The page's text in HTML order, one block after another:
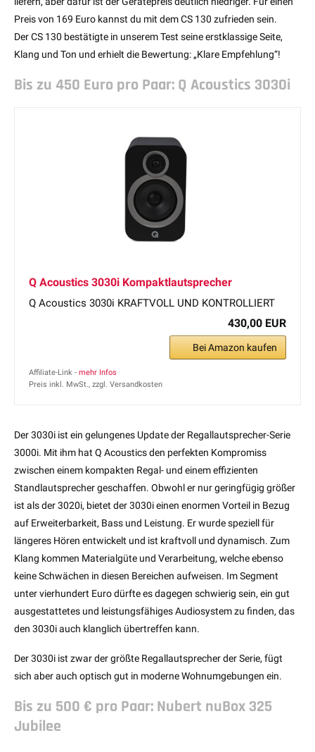
Preis von 169 Euro kannst du mit dem CS 130 zufrieden sein.
Der CS 130 bestätigte in unserem Test seine erstklassige Seite,
Klang und Ton und erhielt die Bewertung: „Klare Empfehlung“!
Bis zu 450 Euro pro Paar: Q Acoustics 3030i
Q Acoustics 3030i Kompaktlautsprecher
Q Acoustics 3030i KRAFTVOLL UND KONTROLLIERT
430,00 EUR
Bei Amazon kaufen
Affiliate-Link - mehr Infos
Preis inkl. MwSt., zzgl. Versandkosten
Der 3030i ist ein gelungenes Update der Regallautsprecher-Serie
3000i. Mit ihm hat Q Acoustics den perfekten Kompromiss
zwischen einem kompakten Regal- und einem effizienten
Standlautsprecher geschaffen. Obwohl er nur geringfügig größer
ist als der 3020i, bietet der 3030i einen enormen Vorteil in Bezug
auf Erweiterbarkeit, Bass und Leistung. Er wurde speziell für
längeres Hören entwickelt und ist kraftvoll und dynamisch. Zum
Klang kommen Materialgüte und Verarbeitung, welche ebenso
keine Schwächen in diesen Bereichen aufweisen. Im Segment
unter vierhundert Euro dürfte es dagegen schwierig sein, ein gut
ausgestattetes und leistungsfähiges Audiosystem zu finden, das
den 3030i auch klanglich übertreffen kann.
Der 3030i ist zwar der größte Regallautsprecher der Serie, fügt
sich aber auch optisch gut in moderne Wohnumgebungen ein.
Bis zu 500 € pro Paar: Nubert nuBox 325
Jubilee